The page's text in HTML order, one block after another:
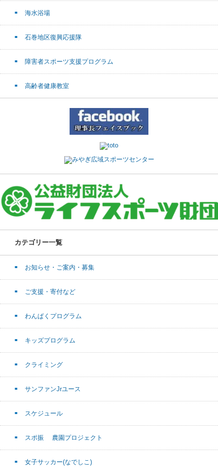
海水浴場
石巻地区復興応援隊
障害者スポーツ支援プログラム
高齢者健康教室
カテゴリー一覧
お知らせ・ご案内・募集
ご支援・寄付など
わんぱくプログラム
キッズプログラム
クライミング
サンファンJrユース
スケジュール
スポ振 農園プロジェクト
女子サッカー(なでしこ)